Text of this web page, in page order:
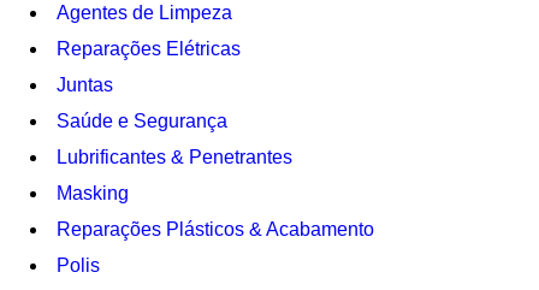
Agentes de Limpeza
Reparações Elétricas
Juntas
Saúde e Segurança
Lubrificantes & Penetrantes
Masking
Reparações Plásticos & Acabamento
Polis